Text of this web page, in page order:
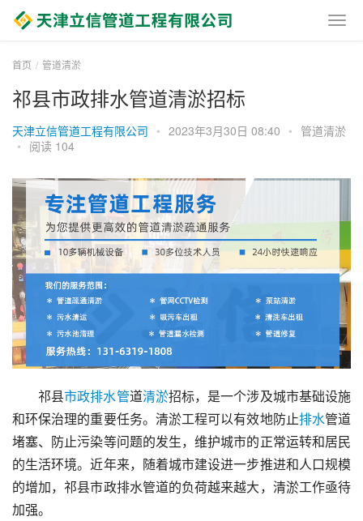
首页 管道清淤
祁县市政排水管道清淤招标
天津立信管道工程有限公司 • 2023年3月30日 08:40 • 管道清淤
• 阅读 104
祁县市政排水管道清淤招标，是一个涉及城市基础设施
和环保治理的重要任务。清淤工程可以有效地防止排水管道
堵塞、防止污染等问题的发生，维护城市的正常运转和居民
的生活环境。近年来，随着城市建设进一步推进和人口规模
的增加，祁县市政排水管道的负荷越来越大，清淤工作亟待
加强。